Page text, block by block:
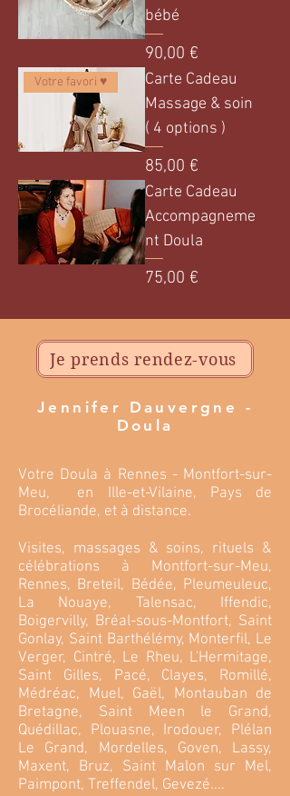
bébé
Prix
90,00 €
Votre favori ♥
Carte Cadeau
Massage & soin
( 4 options )
Prix
85,00 €
Carte Cadeau
Accompagneme
nt Doula
Prix
75,00 €
Je prends rendez-vous
Jennifer Dauvergne -
Doula
Votre Doula à Rennes - Montfort-sur-
Meu, en Ille-et-Vilaine, Pays de
Brocéliande, et à distance.
Visites, massages & soins, rituels &
célébrations à Montfort-sur-Meu,
Rennes, Breteil, Bédée, Pleumeuleuc,
La Nouaye, Talensac, Iffendic,
Boigervilly, Bréal-sous-Montfort, Saint
Gonlay, Saint Barthélémy, Monterfil, Le
Verger, Cintré, Le Rheu, L'Hermitage,
Saint Gilles, Pacé, Clayes, Romillé,
Médréac, Muel, Gaël, Montauban de
Bretagne, Saint Meen le Grand,
Quédillac, Plouasne, Irodouer, Plélan
Le Grand, Mordelles, Goven, Lassy,
Maxent, Bruz, Saint Malon sur Mel,
Paimpont, Treffendel, Gevezé....